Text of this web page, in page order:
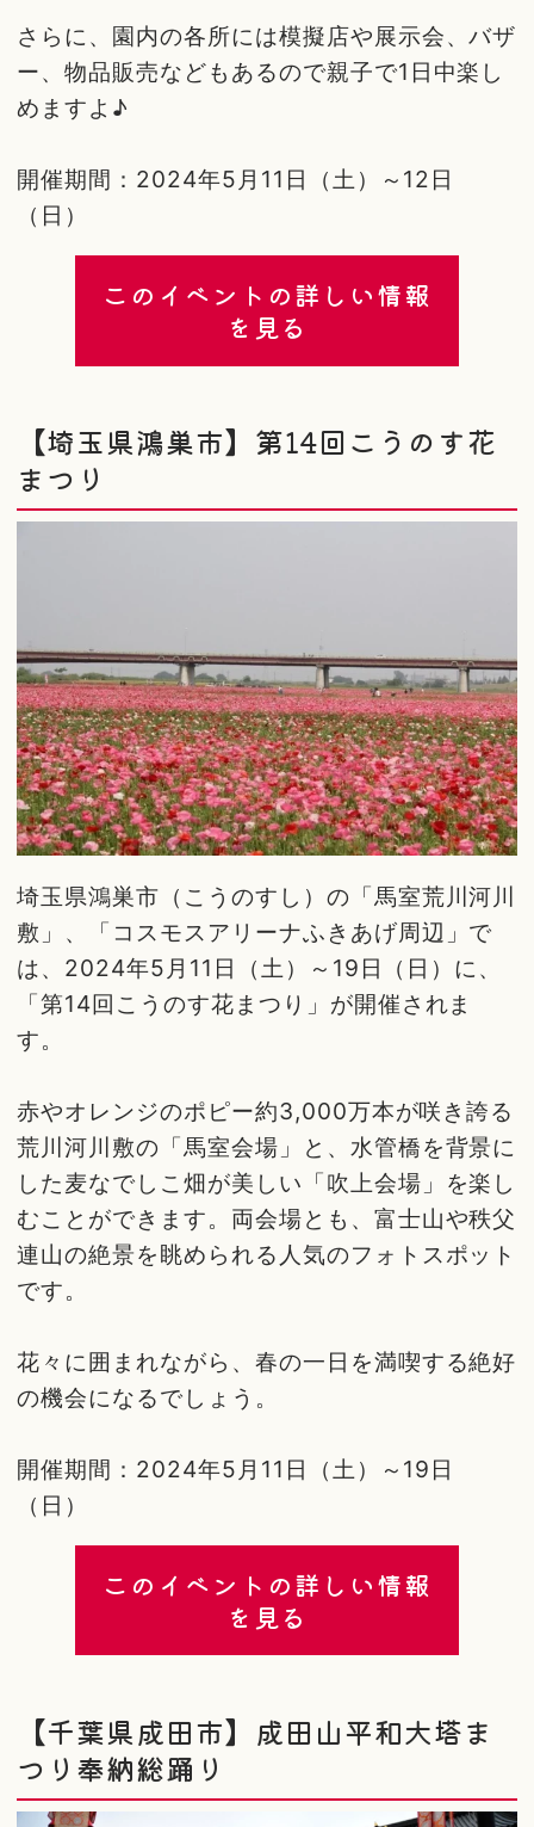
さらに、園内の各所には模擬店や展示会、バザ
ー、物品販売などもあるので親子で1日中楽し
めますよ♪
開催期間：2024年5月11日（土）～12日
（日）
このイベントの詳しい情報
を見る
【埼玉県鴻巣市】第14回こうのす花
まつり
埼玉県鴻巣市（こうのすし）の「馬室荒川河川
敷」、「コスモスアリーナふきあげ周辺」で
は、2024年5月11日（土）～19日（日）に、
「第14回こうのす花まつり」が開催されま
す。
赤やオレンジのポピー約3,000万本が咲き誇る
荒川河川敷の「馬室会場」と、水管橋を背景に
した麦なでしこ畑が美しい「吹上会場」を楽し
むことができます。両会場とも、富士山や秩父
連山の絶景を眺められる人気のフォトスポット
です。
花々に囲まれながら、春の一日を満喫する絶好
の機会になるでしょう。
開催期間：2024年5月11日（土）～19日
（日）
このイベントの詳しい情報
を見る
【千葉県成田市】成田山平和大塔ま
つり奉納総踊り